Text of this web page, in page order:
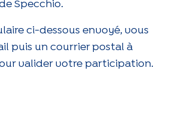
Specchio.
ci-dessous envoyé, vous
puis un courrier postal à
valider votre participation.